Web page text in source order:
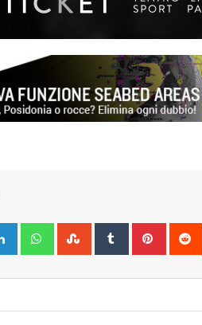
LinkedIn WhatsappStumbleUpon
Tumblr Pinterest